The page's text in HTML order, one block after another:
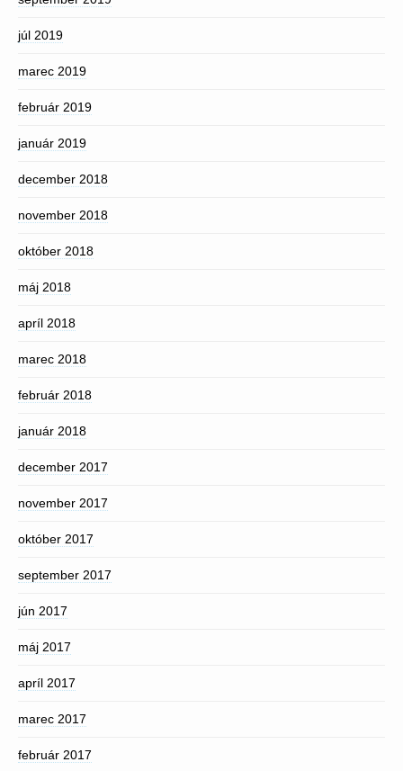
júl 2019
marec 2019
február 2019
január 2019
december 2018
november 2018
október 2018
máj 2018
apríl 2018
marec 2018
február 2018
január 2018
december 2017
november 2017
október 2017
september 2017
jún 2017
máj 2017
apríl 2017
marec 2017
február 2017